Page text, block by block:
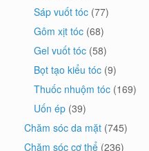
Sáp vuốt tóc (77)
Gôm xịt tóc (68)
Gel vuốt tóc (58)
Bọt tạo kiểu tóc (9)
Thuốc nhuộm tóc (169)
Uốn ép (39)
Chăm sóc da mặt (745)
Chăm sóc cơ thể (236)